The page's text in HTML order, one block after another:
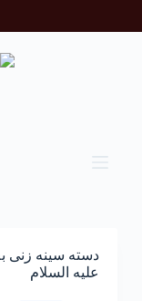
دسته سینه زنی
علیه السلام